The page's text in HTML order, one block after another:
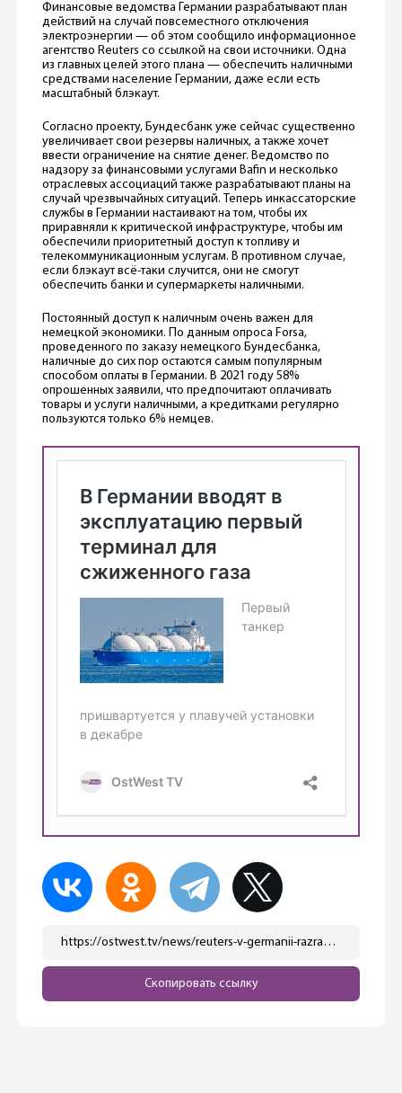
Финансовые ведомства Германии разрабатывают план
действий на случай повсеместного отключения
электроэнергии — об этом сообщило информационное
агентство Reuters со ссылкой на свои источники. Одна
из главных целей этого плана — обеспечить наличными
средствами население Германии, даже если есть
масштабный блэкаут.
Согласно проекту, Бундесбанк уже сейчас существенно
увеличивает свои резервы наличных, а также хочет
ввести ограничение на снятие денег. Ведомство по
надзору за финансовыми услугами Bafin и несколько
отраслевых ассоциаций также разрабатывают планы на
случай чрезвычайных ситуаций. Теперь инкассаторские
службы в Германии настаивают на том, чтобы их
приравняли к критической инфраструктуре, чтобы им
обеспечили приоритетный доступ к топливу и
телекоммуникационным услугам. В противном случае,
если блэкаут всё-таки случится, они не смогут
обеспечить банки и супермаркеты наличными.
Постоянный доступ к наличным очень важен для
немецкой экономики. По данным опроса Forsa,
проведенного по заказу немецкого Бундесбанка,
наличные до сих пор остаются самым популярным
способом оплаты в Германии. В 2021 году 58%
опрошенных заявили, что предпочитают оплачивать
товары и услуги наличными, а кредитками регулярно
пользуются только 6% немцев.
https://ostwest.tv/news/reuters-v-germanii-razrabatyvajut-plan-dlya-finansovoj-sistemy-na-sluchaj-otkljucheniya-energii/
Скопировать ссылку